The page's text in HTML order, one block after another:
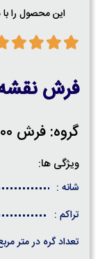
این محصول را با
فرش
گروه: فرش 1200 شانه
ویژگی ها:
شانه :
تراکم :
تعداد گره در متر